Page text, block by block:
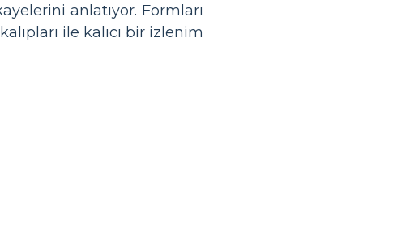
anlatıyor. Formları
ile kalıcı bir izlenim